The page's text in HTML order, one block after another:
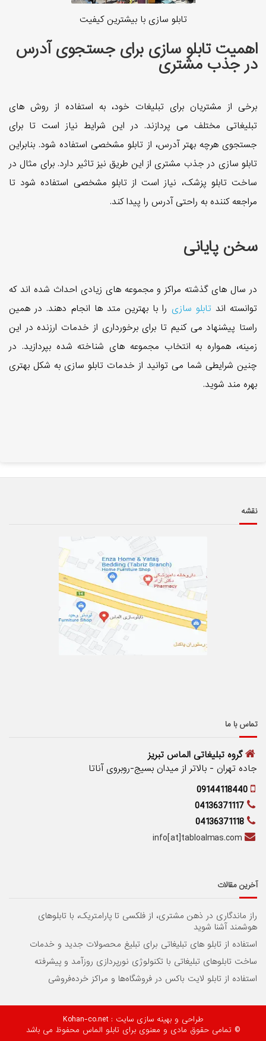
تابلو سازی با بیشترین کیفیت
اهمیت تابلو سازی برای جستجوی آدرس
در جذب مشتری
برخی از مشتریان برای تبلیغات خود، به استفاده از روش های
تبلیغاتی مختلف می پردازند. در این شرایط نیاز است تا برای
جستجوی هرچه بهتر آدرس، از تابلو مشخصی استفاده شود. بنابراین
تابلو سازی در جذب مشتری از این طریق نیز تاثیر دارد. برای مثال در
ساخت تابلو پزشک، نیاز است از تابلو مشخصی استفاده شود تا
مراجعه کننده به راحتی آدرس را پیدا کند.
سخن پایانی
در سال های گذشته مراکز و مجموعه های زیادی احداث شده اند که
توانسته اندتابلو سازی را با بهترین متد ها انجام دهند. در همین
راستا پیشنهاد می کنیم تا برای برخورداری از خدمات ارزنده در این
زمینه، همواره به انتخاب مجموعه های شناخته شده بپردازید. در
چنین شرایطی شما می توانید از خدمات تابلو سازی به شکل بهتری
بهره مند شوید.
نقشه
تماس با ما
گروه تبلیغاتی الماس تبریز
جاده تهران - بالاتر از میدان بسیج-روبروی آناتا
09144118440
04136371117
04136371118
info[at]tabloalmas.com
آخرین مقالات
راز ماندگاری در ذهن مشتری، از فلکسی تا پارامتریک، با تابلوهای
هوشمند آشنا شوید
استفاده از تابلو های تبلیغاتی برای تبلیغ محصولات جدید و خدمات
ساخت تابلوهای تبلیغاتی با تکنولوژی نورپردازی روزآمد و پیشرفته
استفاده از تابلو لایت باکس در فروشگاه‌ها و مراکز خرده‌فروشی
طراحی و بهینه سازی سایت : Kohan-co.net
© تمامی حقوق مادی و معنوی برای تابلو الماس محفوظ می باشد